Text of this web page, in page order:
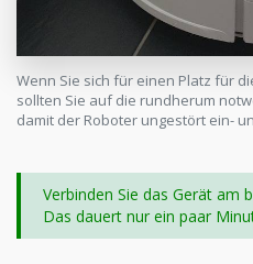
Wenn Sie sich für einen Platz für
sollten Sie auf die rundherum
damit der Roboter ungestört ein-
Verbinden Sie das Gerät am
Das dauert nur ein paar